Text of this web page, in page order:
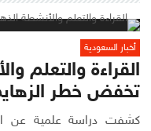
أخبار السعودية
القراءة والتعلم
تخفض خطر الزهايمر
كشفت دراسة علمية عن